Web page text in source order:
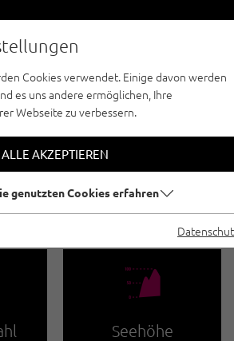
Familienfreundlich
🞱
Seehöhe
Cookies verwendet. Einige davon werden
es uns andere ermöglichen, Ihre
Webseite zu verbessern.
ALLE AKZEPTIEREN
genutzten Cookies erfahren